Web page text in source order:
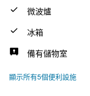
微波爐
冰箱
備有儲物室
顯示所有5個便利設施